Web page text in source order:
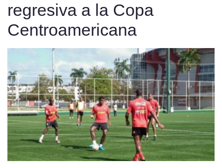
regresiva a la Copa
Centroamericana